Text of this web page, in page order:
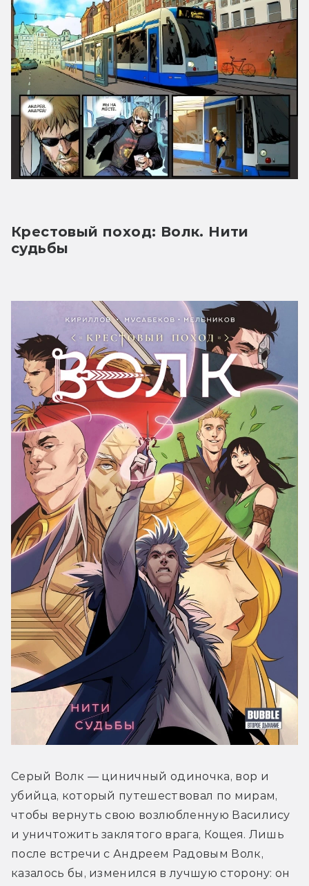
Крестовый поход: Волк. Нити
судьбы
Серый Волк — циничный одиночка, вор и
убийца, который путешествовал по мирам,
чтобы вернуть свою возлюбленную Василису
и уничтожить заклятого врага, Кощея. Лишь
после встречи с Андреем Радовым Волк,
казалось бы, изменился в лучшую сторону: он